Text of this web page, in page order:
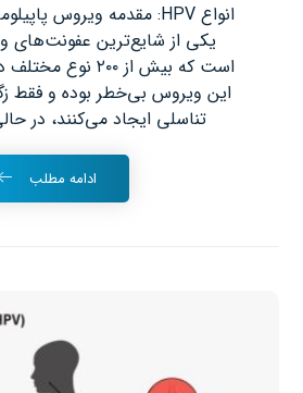
یکی از شایع‌ترین عفونت‌های
است که بیش از ۲۰۰
این ویروس بی‌خطر بوده و فقط
تناسلی ایجاد می‌کنند، در
ادامه مطلب